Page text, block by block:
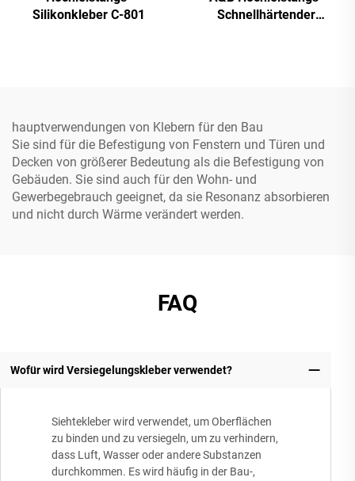
Silikonkleber C-801
Schnellhärtender
hauptverwendungen von Klebern für den Bau
Sie sind für die Befestigung von Fenstern und Türen und
Decken von größerer Bedeutung als die Befestigung von
Gebäuden. Sie sind auch für den Wohn- und
Gewerbegebrauch geeignet, da sie Resonanz absorbieren
und nicht durch Wärme verändert werden.
FAQ
Wofür wird Versiegelungskleber verwendet?
Siehtekleber wird verwendet, um Oberflächen
zu binden und zu versiegeln, um zu verhindern,
dass Luft, Wasser oder andere Substanzen
durchkommen. Es wird häufig in der Bau-,